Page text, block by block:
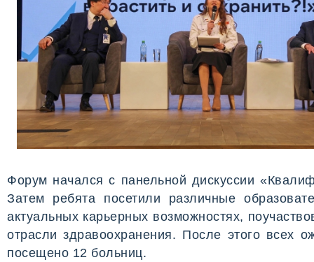
Форум начался с панельной дискуссии
Затем ребята посетили различные
актуальных карьерных возможностях,
отрасли здравоохранения. После этого всех
посещено 12 больниц.